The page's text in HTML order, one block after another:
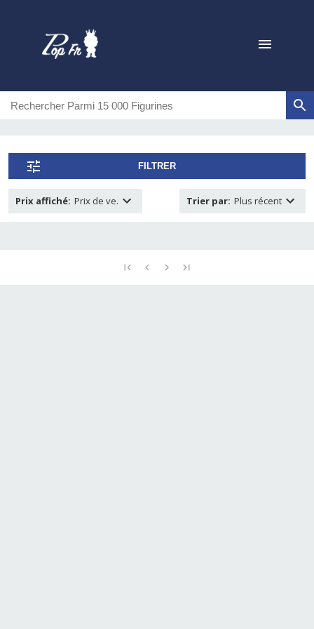
FILTRER
Prix affiché: Prix de ve. Trier par: Plus récent